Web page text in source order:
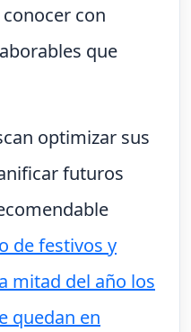
con
que
optimizar sus
futuros
de festivos y
mitad del año los
quedan en